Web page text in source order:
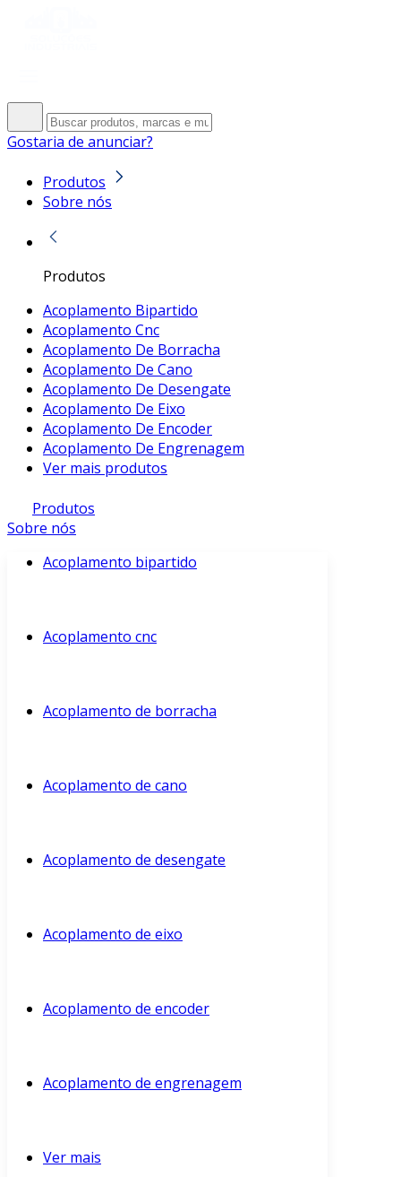
Gostaria de anunciar?
Produtos
Sobre nós
Produtos
Acoplamento Bipartido
Acoplamento Cnc
Acoplamento De Borracha
Acoplamento De Cano
Acoplamento De Desengate
Acoplamento De Eixo
Acoplamento De Encoder
Acoplamento De Engrenagem
Ver mais produtos
Produtos
Sobre nós
Acoplamento bipartido
Acoplamento cnc
Acoplamento de borracha
Acoplamento de cano
Acoplamento de desengate
Acoplamento de eixo
Acoplamento de encoder
Acoplamento de engrenagem
Ver mais